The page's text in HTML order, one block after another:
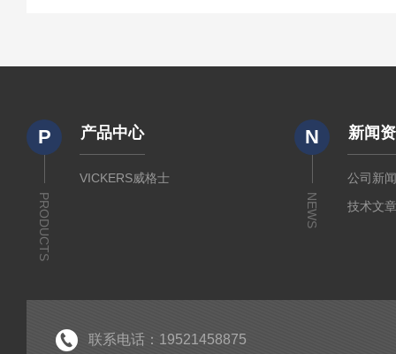
P
PRODUCTS
产品中心
VICKERS威格士
N
NEWS
新闻
公司新
技术文
联系电话：19521458875